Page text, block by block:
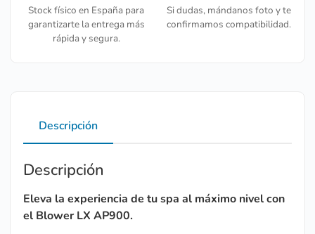
Stock físico en España para
garantizarte la entrega más
rápida y segura.
Si dudas, mándanos foto y te
confirmamos compatibilidad.
Descripción
Descripción
Eleva la experiencia de tu spa al máximo nivel con
el Blower LX AP900.